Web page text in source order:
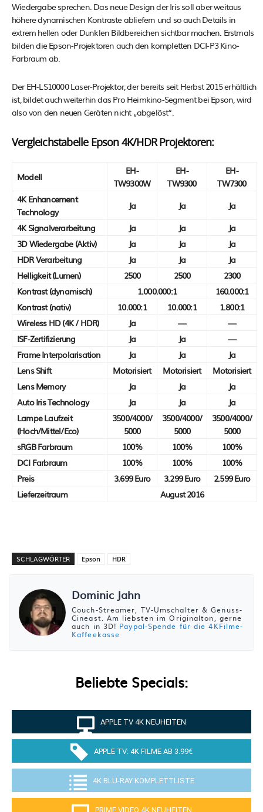
Wiedergabe sprechen. Das neue Design der Iris soll aber weitaus
höhere dynamischen Kontraste abliefern und so auch Details in
extrem hellen oder Dunklen Bildbereichen sichtbar machen. Erstmals
bilden die Epson-Projektoren auch den kompletten DCI-P3 Kino-
Farbraum ab.
Der EH-LS10000 Laser-Projektor, der bereits seit Herbst 2015 erhältlich
ist, bildet auch weiterhin das Pro Heimkino-Segment bei Epson, wird
also von den neuen Geräten nicht „abgelöst“.
Vergleichstabelle Epson 4K/HDR Projektoren:
Modell
EH-
TW9300W
EH-
TW9300
EH-
TW7300
4K Enhancement
Technology
Ja Ja
Ja
4K Signalverarbeitung
Ja Ja
Ja
3D Wiedergabe (Aktiv)
Ja Ja
Ja
HDR Verarbeitung
Ja Ja
Ja
Helligkeit (Lumen)
2500 2500
2300
Kontrast (dynamisch)
1.000.000:1
160.000:1
Kontrast (nativ)
10.000:1 10.000:1
1.800:1
Wireless HD (4K / HDR)
Ja —
—
ISF-Zertifizierung
Ja Ja
—
Frame Interpolarisation
Ja Ja
Ja
Lens Shift
Motorisiert Motorisiert
Motorisiert
Lens Memory
Ja Ja
Ja
Auto Iris Technology
Ja Ja
Ja
Lampe Laufzeit
(Hoch/Mittel/Eco)
3500/4000/
5000
3500/4000/
5000
3500/4000/
5000
sRGB Farbraum
100% 100%
100%
DCI Farbraum
100% 100%
100%
Preis
3.699 Euro 3.299 Euro
2.599 Euro
Lieferzeitraum
August 2016
SCHLAGWÖRTER Epson HDR
Dominic Jahn
Couch-Streamer, TV-Umschalter & Genuss-
Cineast. Am liebsten im Originalton, gerne
auch in 3D! Paypal-Spende für die 4KFilme-
Kaffeekasse
Beliebte Specials:
APPLE TV 4K NEUHEITEN
APPLE TV: 4K FILME AB 3.99€
4K BLU-RAY KOMPLETTLISTE
PRIME VIDEO 4K NEUHEITEN